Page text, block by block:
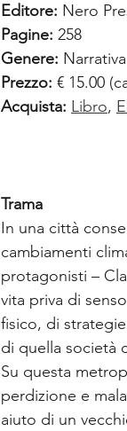
Editore: Nero
Pagine: 258
Genere:
Prezzo: € 15.00
Acquista: Libro,
Trama
In una città
cambiamenti
protagonisti –
vita priva di
fisico, di
di quella società
Su questa
perdizione e
aiuto di un